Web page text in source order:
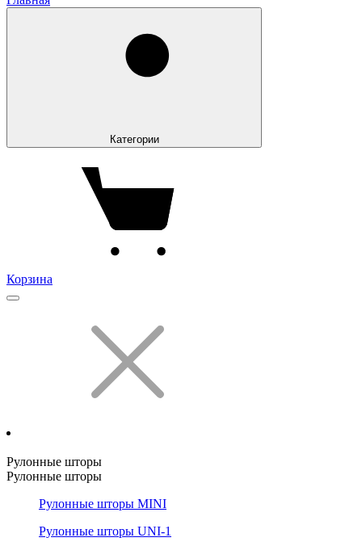
Категории
Корзина
Рулонные шторы
Рулонные шторы
Рулонные шторы MINI
Рулонные шторы UNI-1